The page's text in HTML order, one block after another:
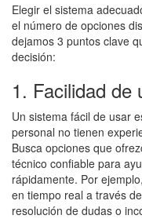
Elegir el sistema
el número de opciones
dejamos 3 puntos clave
decisión:
1. Facilidad de
Un sistema fácil de usar
personal no tienen
Busca opciones que
técnico confiable para
rápidamente. Por
en tiempo real a través
resolución de dudas o